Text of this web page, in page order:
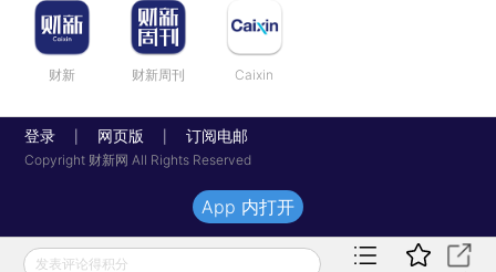
财新 财新周刊 Caixin
登录 网页版 订阅电邮
Copyright 财新网 All Rights Reserved
发表评论得积分
App 内打开